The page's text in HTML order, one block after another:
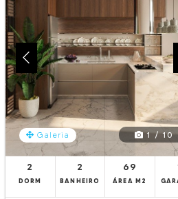
Galeria 1 / 10
2
DORM
2
BANHEIRO
69
ÁREA M2